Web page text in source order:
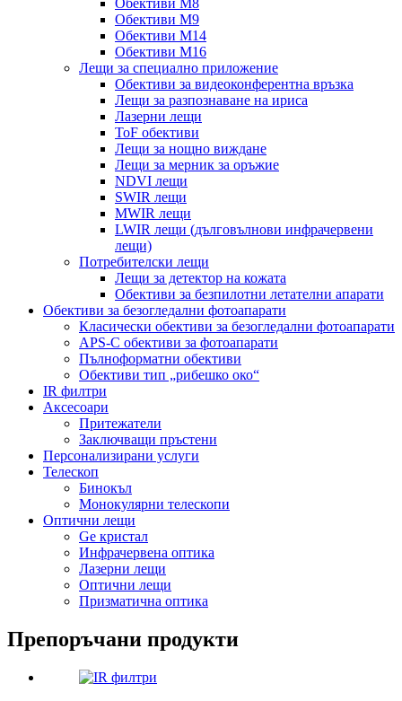
Обективи M8
Обективи M9
Обективи M14
Обективи M16
Лещи за специално приложение
Обективи за видеоконферентна връзка
Лещи за разпознаване на ириса
Лазерни лещи
ToF обективи
Лещи за нощно виждане
Лещи за мерник за оръжие
NDVI лещи
SWIR лещи
MWIR лещи
LWIR лещи (дълговълнови инфрачервени
лещи)
Потребителски лещи
Лещи за детектор на кожата
Обективи за безпилотни летателни апарати
Обективи за безогледални фотоапарати
Класически обективи за безогледални фотоапарати
APS-C обективи за фотоапарати
Пълноформатни обективи
Обективи тип „рибешко око“
IR филтри
Аксесоари
Притежатели
Заключващи пръстени
Персонализирани услуги
Телескоп
Бинокъл
Монокулярни телескопи
Оптични лещи
Ge кристал
Инфрачервена оптика
Лазерни лещи
Оптични лещи
Призматична оптика
Препоръчани продукти